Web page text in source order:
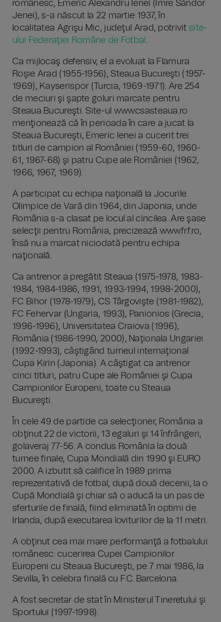
românesc, Emeric Alexandru Ienei (Imre Sándor
Jenei), s-a născut la 22 martie 1937, în
localitatea Agrişu Mic, judeţul Arad, potrivitsite-
ului Federaţiei Române de Fotbal .
Ca mijlocaş defensiv, el a evoluat la Flamura
Roşie Arad (1955-1956), Steaua Bucureşti (1957-
1969), Kayserispor (Turcia, 1969-1971). Are 254
de meciuri şi şapte goluri marcate pentru
Steaua Bucureşti. Site-ul www.csasteaua.ro
menţionează că în perioada în care a jucat la
Steaua Bucureşti, Emeric Ienei a cucerit trei
titluri de campion al României (1959-60, 1960-
61, 1967-68) şi patru Cupe ale României (1962,
1966, 1967, 1969).
A participat cu echipa naţională la Jocurile
Olimpice de Vară din 1964, din Japonia, unde
România s-a clasat pe locul al cincilea. Are şase
selecţii pentru România, precizează www.frf.ro,
însă nu a marcat niciodată pentru echipa
naţională.
Ca antrenor a pregătit Steaua (1975-1978, 1983-
1984, 1984-1986, 1991, 1993-1994, 1998-2000),
FC Bihor (1978-1979), CS Târgovişte (1981-1982),
FC Fehervar (Ungaria, 1993), Panionios (Grecia,
1996-1996), Universitatea Craiova (1996),
România (1986-1990, 2000), Naţionala Ungariei
(1992-1993), câştigând turneul internaţional
Cupa Kirin (Japonia). A câştigat ca antrenor
cinci titluri, patru Cupe ale României şi Cupa
Campionilor Europeni, toate cu Steaua
Bucureşti.
În cele 49 de partide ca selecţioner, România a
obţinut 22 de victorii, 13 egaluri şi 14 înfrângeri,
golaveraj 77-56. A condus România la două
turnee finale, Cupa Mondială din 1990 şi EURO
2000. A izbutit să califice în 1989 prima
reprezentativă de fotbal, după două decenii, la o
Cupă Mondială şi chiar să o aducă la un pas de
sferturile de finală, fiind eliminată în optimi de
Irlanda, după executarea loviturilor de la 11 metri.
A obţinut cea mai mare performanţă a fotbalului
românesc: cucerirea Cupei Campionilor
Europeni cu Steaua Bucureşti, pe 7 mai 1986, la
Sevilla, în celebra finală cu F.C. Barcelona.
A fost secretar de stat în Ministerul Tineretului şi
Sportului (1997-1998).